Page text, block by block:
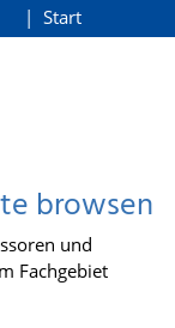
Start
browsen
und
Fachgebiet